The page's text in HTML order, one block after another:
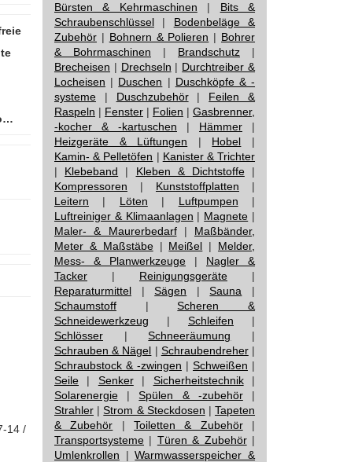
14 /
Bürsten & Kehrmaschinen | Bits &
Schraubenschlüssel | Bodenbeläge &
Zubehör | Bohnern & Polieren | Bohrer
& Bohrmaschinen | Brandschutz |
Brecheisen | Drechseln | Durchtreiber &
Locheisen | Duschen | Duschköpfe & -
systeme | Duschzubehör| Feilen &
Raspeln | Fenster | Folien | Gasbrenner,
-kocher & -kartuschen | Hämmer |
Heizgeräte & Lüftungen | Hobel |
Kamin- & Pelletöfen | Kanister & Trichter
| Klebeband | Kleben & Dichtstoffe|
Kompressoren | Kunststoffplatten |
Leitern | Löten | Luftpumpen |
Luftreiniger & Klimaanlagen | Magnete |
Maler- & Maurerbedarf| Maßbänder,
Meter & Maßstäbe| Meißel | Melder,
Mess- & Planwerkzeuge | Nagler &
Tacker | Reinigungsgeräte |
Reparaturmittel |Sägen |Sauna |
Schaumstoff |Scheren &
Schneidewerkzeug | Schleifen |
Schlösser |Schneeräumung |
Schrauben & Nägel | Schraubendreher|
Schraubstock & -zwingen | Schweißen |
Seile | Senker| Sicherheitstechnik|
Solarenergie |Spülen & -zubehör|
Strahler |Strom & Steckdosen |Tapeten
& Zubehör |Toiletten & Zubehör|
Transportsysteme | Türen & Zubehör|
Umlenkrollen |Warmwasserspeicher &